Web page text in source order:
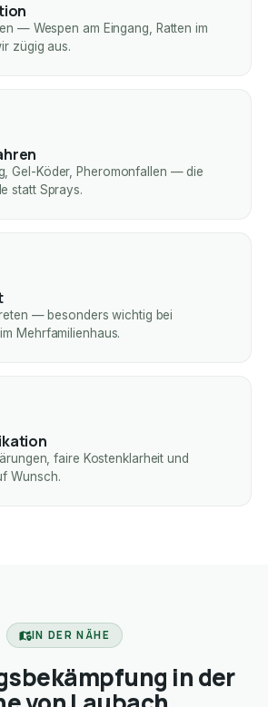
— Wespen am Eingang, Ratten im
zügig aus.
Gel-Köder, Pheromonfallen — die
statt Sprays.
— besonders wichtig bei
Mehrfamilienhaus.
faire Kostenklarheit und
Wunsch.
IN DER NÄHE
in der